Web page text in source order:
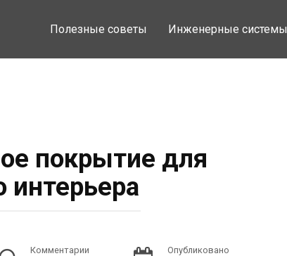
Полезные советы Инженерные системы
покрытие для
интерьера
Комментарии Опубликовано